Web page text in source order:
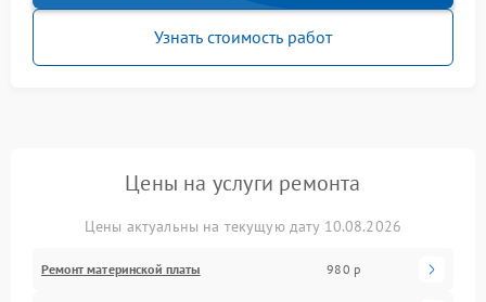
Узнать стоимость работ
Цены на услуги ремонта
Цены актуальны на текущую дату 10.08.2026
Ремонт материнской платы 980 р